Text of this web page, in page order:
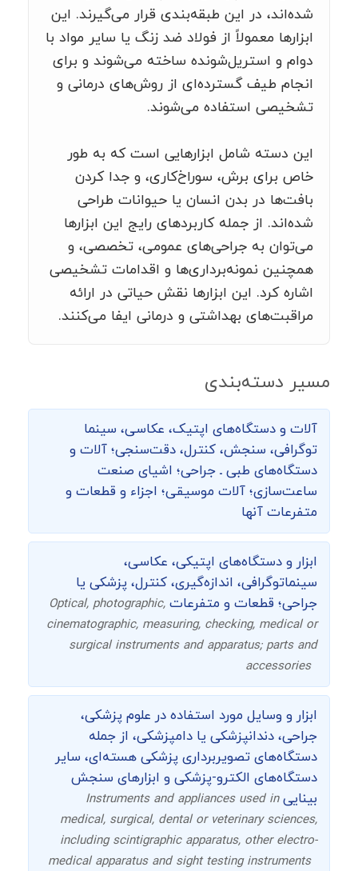
شده‌اند، در این طبقه‌بندی قرار می‌گیرند. این
ابزارها معمولاً از فولاد ضد زنگ یا سایر مواد با
دوام و استریل‌شونده ساخته می‌شوند و برای
انجام طیف گسترده‌ای از روش‌های درمانی و
تشخیصی استفاده می‌شوند.
این دسته شامل ابزارهایی است که به طور
خاص برای برش، سوراخ‌کاری، و جدا کردن
بافت‌ها در بدن انسان یا حیوانات طراحی
شده‌اند. از جمله کاربردهای رایج این ابزارها
می‌توان به جراحی‌های عمومی، تخصصی، و
همچنین نمونه‌برداری‌ها و اقدامات تشخیصی
اشاره کرد. این ابزارها نقش حیاتی در ارائه
مراقبت‌های بهداشتی و درمانی ایفا می‌کنند.
مسیر دسته‌بندی
آلات و دستگاه‌های اپتیک، عکاسی، سینما
توگرافی،‌ سنجش، کنترل، دقت‌سنجی؛ آلات و
دستگاه‌های طبی ـ جراحی؛ اشیای صنعت
ساعت‌سازی؛ آلات موسیقی؛ اجزاء و قطعات و
متفرعات آنها
ابزار و دستگاه‌های اپتیکی، عکاسی،
سینماتوگرافی، اندازه‌گیری، کنترل، پزشکی یا
جراحی؛ قطعات و متفرعات Optical, photographic,
cinematographic, measuring, checking, medical or
surgical instruments and apparatus; parts and
accessories
ابزار و وسایل مورد استفاده در علوم پزشکی،
جراحی، دندانپزشکی یا دامپزشکی، از جمله
دستگاه‌های تصویربرداری پزشکی هسته‌ای، سایر
دستگاه‌های الکترو-پزشکی و ابزارهای سنجش
بیناییInstruments and appliances used in
medical, surgical, dental or veterinary sciences,
including scintigraphic apparatus, other electro-
medical apparatus and sight testing instruments